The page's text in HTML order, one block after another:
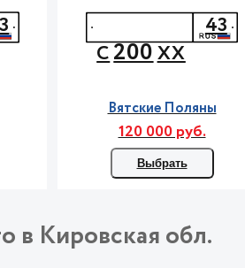
С200ХХ
43
Вятские Поляны
120 000 руб.
Выбрать
в Кировская обл.